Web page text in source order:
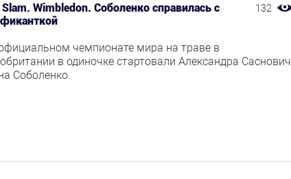
132
Slam. Wimbledon. Соболенко справилась с
чемпионате мира на траве в
в одиночке стартовали Александра Саснович
Соболенко.